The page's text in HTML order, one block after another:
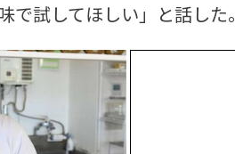
で試してほしい」と話した。